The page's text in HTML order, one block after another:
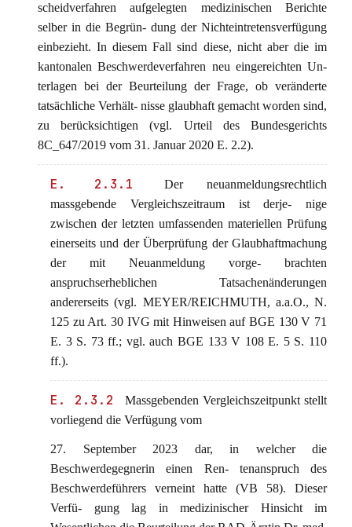
scheidverfahren aufgelegten medizinischen Berichte
selber in die Begrün- dung der Nichteintretensverfügung
einbezieht. In diesem Fall sind diese, nicht aber die im
kantonalen Beschwerdeverfahren neu eingereichten Un-
terlagen bei der Beurteilung der Frage, ob veränderte
tatsächliche Verhält- nisse glaubhaft gemacht worden sind,
zu berücksichtigen (vgl. Urteil des Bundesgerichts
8C_647/2019 vom 31. Januar 2020 E. 2.2).
E. 2.3.1
Der neuanmeldungsrechtlich
massgebende Vergleichszeitraum ist derje- nige
zwischen der letzten umfassenden materiellen Prüfung
einerseits und der Überprüfung der Glaubhaftmachung
der mit Neuanmeldung vorge- brachten
anspruchserheblichen Tatsachenänderungen
andererseits (vgl. MEYER/REICHMUTH, a.a.O., N.
125 zu Art. 30 IVG mit Hinweisen auf BGE 130 V 71
E. 3 S. 73 ff.; vgl. auch BGE 133 V 108 E. 5 S. 110
ff.).
E. 2.3.2
Massgebenden Vergleichszeitpunkt stellt
vorliegend die Verfügung vom
27. September 2023 dar, in welcher die
Beschwerdegegnerin einen Ren- tenanspruch des
Beschwerdeführers verneint hatte (VB 58). Dieser
Verfü- gung lag in medizinischer Hinsicht im